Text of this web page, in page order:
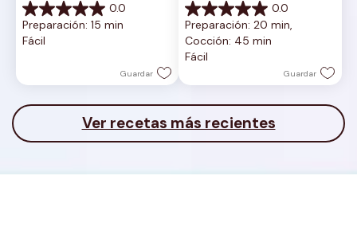
0.0
0.0
de
5
Preparación: 15 min
Fácil
Guardar
0.0
0.0
de
5
estrellas.
Preparación: 20 min,
Cocción: 45 min
Fácil
Guardar
Ver recetas más recientes